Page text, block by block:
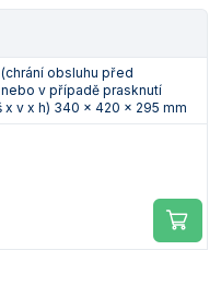
obsluhu před
v případě prasknutí
v x h) 340 x 420 x 295 mm